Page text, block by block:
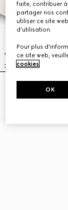
Casquette en
faite, contribuer
partager nos
utiliser ce site
d'utilisation.
Pour plus
ce site web,
cookies.
OK